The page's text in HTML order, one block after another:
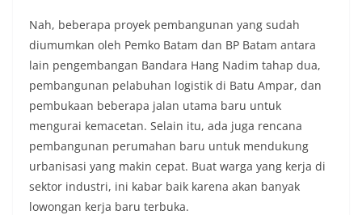
Nah, beberapa proyek pembangunan yang sudah
diumumkan oleh Pemko Batam dan BP Batam antara
lain pengembangan Bandara Hang Nadim tahap dua,
pembangunan pelabuhan logistik di Batu Ampar, dan
pembukaan beberapa jalan utama baru untuk
mengurai kemacetan. Selain itu, ada juga rencana
pembangunan perumahan baru untuk mendukung
urbanisasi yang makin cepat. Buat warga yang kerja di
sektor industri, ini kabar baik karena akan banyak
lowongan kerja baru terbuka.